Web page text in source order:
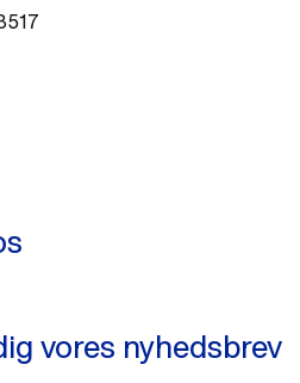
vores nyhedsbrev